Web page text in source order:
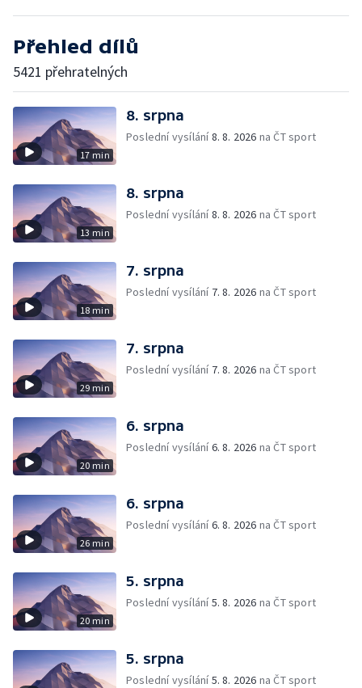
Přehled dílů
5421 přehratelných
17 min
8. srpna
Poslední vysílání8. 8. 2026 na ČT sport
13 min
8. srpna
Poslední vysílání8. 8. 2026 na ČT sport
18 min
7. srpna
Poslední vysílání 7. 8. 2026 na ČT sport
29 min
7. srpna
Poslední vysílání 7. 8. 2026 na ČT sport
20 min
6. srpna
Poslední vysílání6. 8. 2026 na ČT sport
26 min
6. srpna
Poslední vysílání6. 8. 2026 na ČT sport
20 min
5. srpna
Poslední vysílání5. 8. 2026 na ČT sport
5. srpna
Poslední vysílání5. 8. 2026 na ČT sport